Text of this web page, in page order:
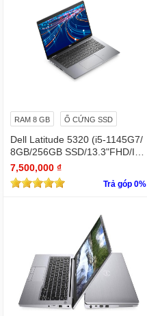
RAM 8 GB Ổ CỨNG SSD
Dell Latitude 5320 (i5-1145G7/
8GB/256GB SSD/13.3"FHD/Iris
Xe Graphics/Win11Pro)
7,500,000 ₫
Trả góp 0%